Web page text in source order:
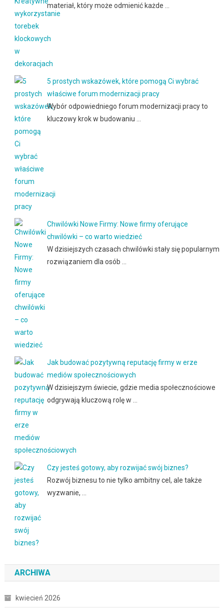
materiał, który może odmienić każde …
5 prostych wskazówek, które pomogą Ci wybrać
właściwe forum modernizacji pracy
Wybór odpowiedniego forum modernizacji pracy to
kluczowy krok w budowaniu …
Chwilówki Nowe Firmy: Nowe firmy oferujące
chwilówki – co warto wiedzieć
W dzisiejszych czasach chwilówki stały się popularnym
rozwiązaniem dla osób …
Jak budować pozytywną reputację firmy w erze
mediów społecznościowych
W dzisiejszym świecie, gdzie media społecznościowe
odgrywają kluczową rolę w …
Czy jesteś gotowy, aby rozwijać swój biznes?
Rozwój biznesu to nie tylko ambitny cel, ale także
wyzwanie, …
ARCHIWA
kwiecień 2026